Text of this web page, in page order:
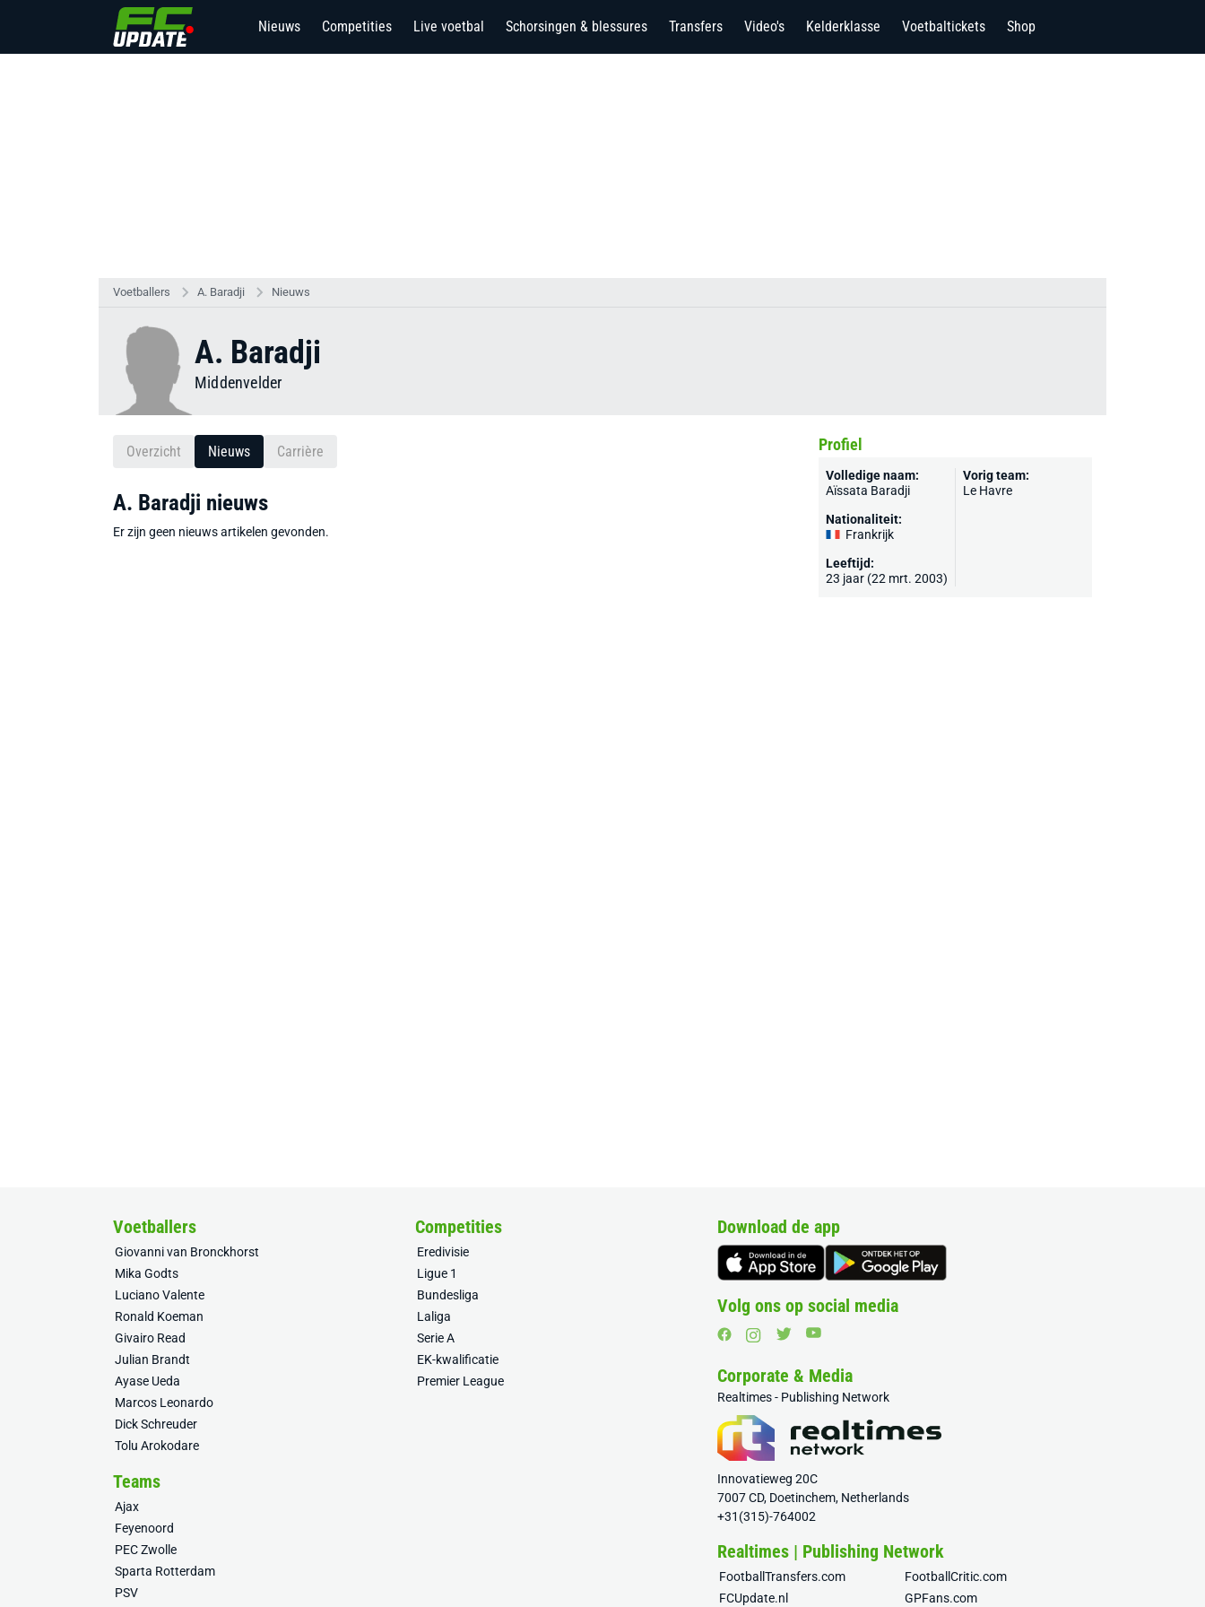
Nieuws Competities Live voetbal Schorsingen & blessures Transfers Video's Kelderklasse Voetbaltickets Shop
Voetballers A. Baradji Nieuws
A. Baradji
Middenvelder
Overzicht Nieuws Carrière
A. Baradji nieuws
Er zijn geen nieuws artikelen gevonden.
Profiel
Volledige naam:
Aïssata Baradji
Nationaliteit:
Frankrijk
Leeftijd:
23 jaar (22 mrt. 2003)
Vorig team:
Le Havre
Voetballers
Giovanni van Bronckhorst
Mika Godts
Luciano Valente
Ronald Koeman
Givairo Read
Julian Brandt
Ayase Ueda
Marcos Leonardo
Dick Schreuder
Tolu Arokodare
Competities
Eredivisie
Ligue 1
Bundesliga
Laliga
Serie A
EK-kwalificatie
Premier League
Teams
Ajax
Feyenoord
PEC Zwolle
Sparta Rotterdam
PSV
Download de app
Volg ons op social media
Corporate & Media
Realtimes - Publishing Network
Innovatieweg 20C
7007 CD, Doetinchem, Netherlands
+31(315)-764002
Realtimes | Publishing Network
FootballTransfers.com
FootballCritic.com
FCUpdate.nl
GPFans.com